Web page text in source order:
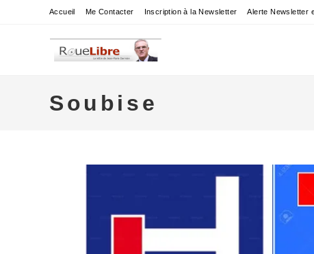
Accueil Me Contacter Inscription à la Newsletter Alerte Newsletter
Soubise